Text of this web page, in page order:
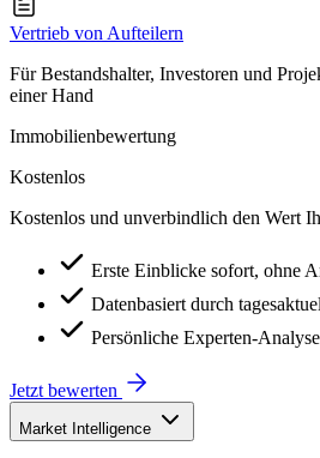
Vertrieb von Aufteilern
Für Bestandshalter, Investoren und
einer Hand
Immobilienbewertung
Kostenlos
Kostenlos und unverbindlich den Wert
Erste Einblicke sofort, ohne
Datenbasiert durch
Persönliche Experten-
Jetzt bewerten
Market Intelligence